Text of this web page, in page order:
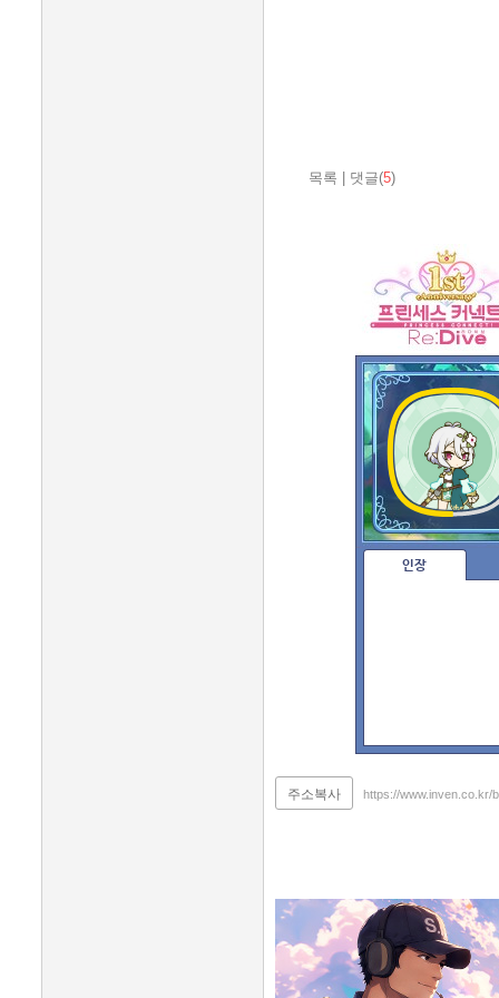
목록 댓글(5)
인장
주소복사 https://www.inven.co.kr/